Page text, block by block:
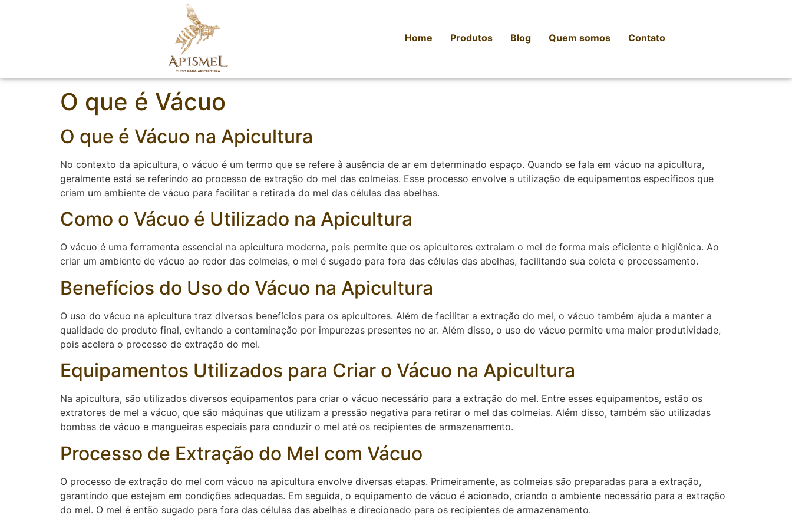
Home Produtos Blog Quem somos Contato
O que é Vácuo
O que é Vácuo na Apicultura
No contexto da apicultura, o vácuo é um termo que se refere à ausência de ar em determinado espaço. Quando se fala em vácuo na apicultura,
geralmente está se referindo ao processo de extração do mel das colmeias. Esse processo envolve a utilização de equipamentos específicos que
criam um ambiente de vácuo para facilitar a retirada do mel das células das abelhas.
Como o Vácuo é Utilizado na Apicultura
O vácuo é uma ferramenta essencial na apicultura moderna, pois permite que os apicultores extraiam o mel de forma mais eficiente e higiênica. Ao
criar um ambiente de vácuo ao redor das colmeias, o mel é sugado para fora das células das abelhas, facilitando sua coleta e processamento.
Benefícios do Uso do Vácuo na Apicultura
O uso do vácuo na apicultura traz diversos benefícios para os apicultores. Além de facilitar a extração do mel, o vácuo também ajuda a manter a
qualidade do produto final, evitando a contaminação por impurezas presentes no ar. Além disso, o uso do vácuo permite uma maior produtividade,
pois acelera o processo de extração do mel.
Equipamentos Utilizados para Criar o Vácuo na Apicultura
Na apicultura, são utilizados diversos equipamentos para criar o vácuo necessário para a extração do mel. Entre esses equipamentos, estão os
extratores de mel a vácuo, que são máquinas que utilizam a pressão negativa para retirar o mel das colmeias. Além disso, também são utilizadas
bombas de vácuo e mangueiras especiais para conduzir o mel até os recipientes de armazenamento.
Processo de Extração do Mel com Vácuo
O processo de extração do mel com vácuo na apicultura envolve diversas etapas. Primeiramente, as colmeias são preparadas para a extração,
garantindo que estejam em condições adequadas. Em seguida, o equipamento de vácuo é acionado, criando o ambiente necessário para a extração
do mel. O mel é então sugado para fora das células das abelhas e direcionado para os recipientes de armazenamento.